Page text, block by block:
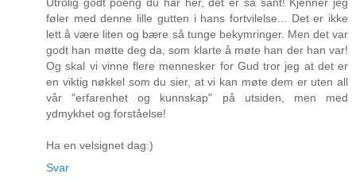
Utrolig godt poeng du har her, det er så sant! Kjenner jeg
føler med denne lille gutten i hans fortvilelse... Det er ikke
lett å være liten og bære så tunge bekymringer. Men det var
godt han møtte deg da, som klarte å møte han der han var!
Og skal vi vinne flere mennesker for Gud tror jeg at det er
en viktig nøkkel som du sier, at vi kan møte dem er uten all
vår "erfarenhet og kunnskap" på utsiden, men med
ydmykhet og forståelse!
Ha en velsignet dag:)
Svar